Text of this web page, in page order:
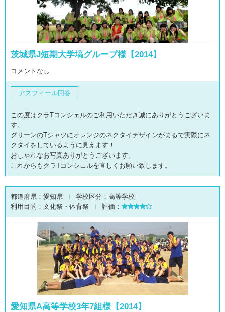
茨城県J短期大学塙グループ様【2014】
コメントなし
アスフィール回答
この度はクラTコンシェルのご利用いただき誠にありがとうございま
す。
グリーンのTシャツにオレンジのネクタイデザインがまるで実際にネ
クタイをしているように見えます！
おしゃれなお写真ありがとうございます。
これからもクラTコンシェルを宜しくお願い致します。
都道府県： 愛知県 学校区分： 高等学校
利用目的： 文化祭・体育祭 評価：
愛知県A高等学校3年7組様【2014】